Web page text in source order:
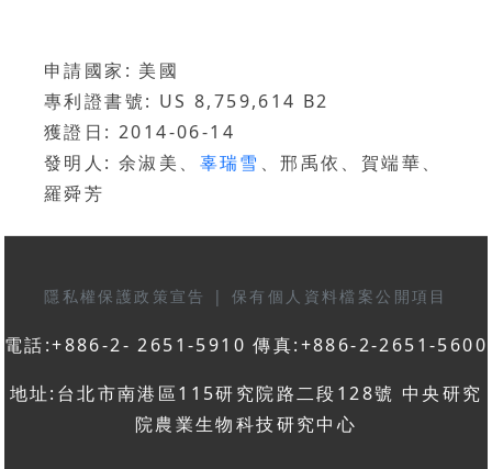
申請國家: 美國
專利證書號: US 8,759,614 B2
獲證日: 2014-06-14
發明人: 余淑美、 辜瑞雪 、邢禹依、賀端華、
羅舜芳
隱私權保護政策宣告 | 保有個人資料檔案公開項目
電話:+886-2- 2651-5910 傳真:+886-2-2651-5600
地址:台北市南港區115研究院路二段128號 中央研究
院農業生物科技研究中心